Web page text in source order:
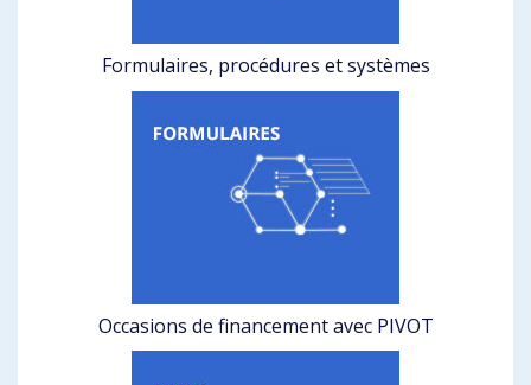
Formulaires, procédures et systèmes
Occasions de financement avec PIVOT